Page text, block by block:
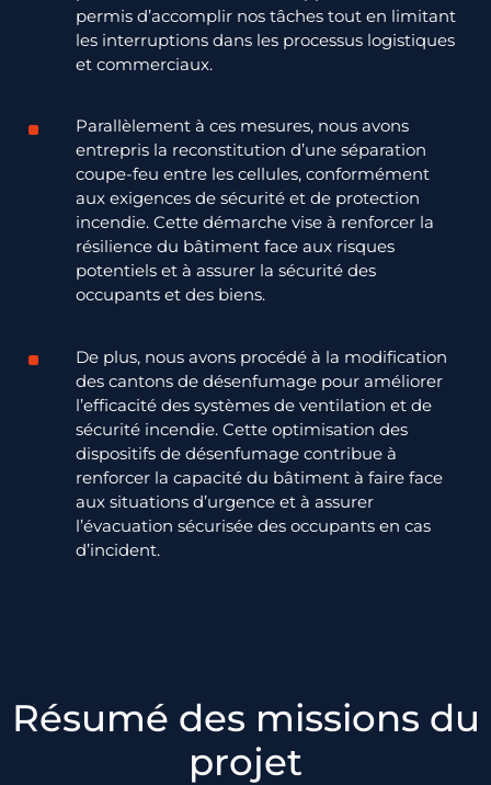
permis d’accomplir nos tâches tout en limitant
les interruptions dans les processus logistiques
et commerciaux.
Parallèlement à ces mesures, nous avons
entrepris la reconstitution d’une séparation
coupe-feu entre les cellules, conformément
aux exigences de sécurité et de protection
incendie. Cette démarche vise à renforcer la
résilience du bâtiment face aux risques
potentiels et à assurer la sécurité des
occupants et des biens.
De plus, nous avons procédé à la modification
des cantons de désenfumage pour améliorer
l’efficacité des systèmes de ventilation et de
sécurité incendie. Cette optimisation des
dispositifs de désenfumage contribue à
renforcer la capacité du bâtiment à faire face
aux situations d’urgence et à assurer
l’évacuation sécurisée des occupants en cas
d’incident.
Résumé des missions du
projet